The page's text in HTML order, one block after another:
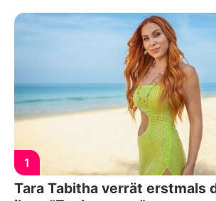
1
Tara Tabitha verrät erstmals